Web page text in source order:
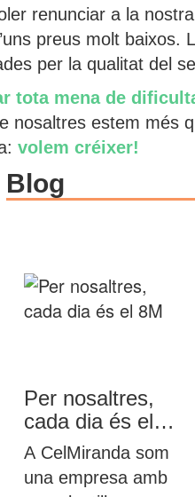
renunciar a la
preus molt
per la qualitat del
tota mena de
nosaltres estem més
volem créixer!
Blog
Per nosaltres,
cada dia és el
8M
A CelMiranda som
una empresa amb